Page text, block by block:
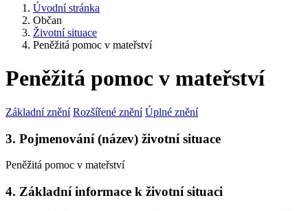
Úvodní stránka
Občan
Životní situace
Peněžitá pomoc v mateřství
Peněžitá pomoc v mateřství
Základní znění Rozšířené znění Úplné znění
3. Pojmenování (název) životní situace
Peněžitá pomoc v mateřství
4. Základní informace k životní situaci